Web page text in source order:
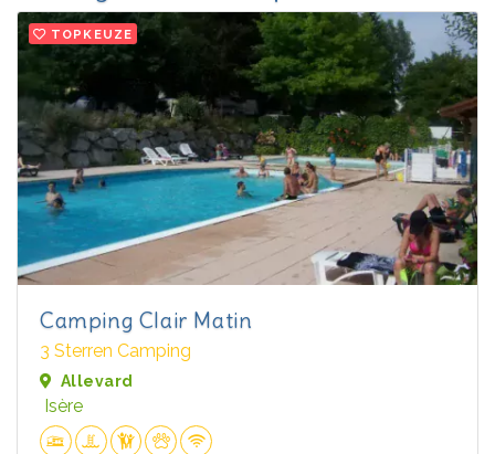
TOPKEUZE
Camping Clair Matin
3 Sterren Camping
Allevard
Isère